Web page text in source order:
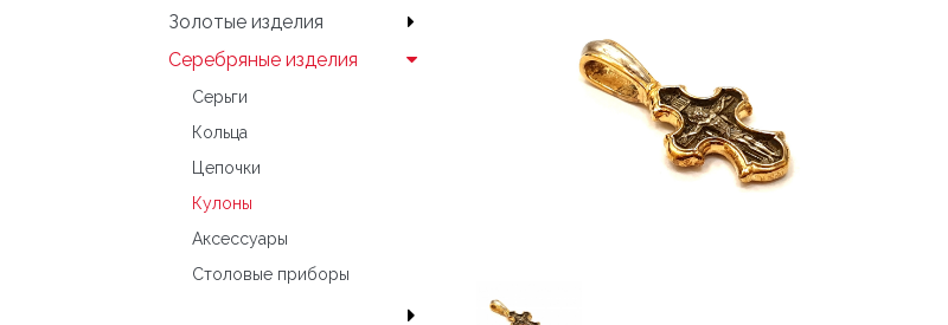
Зoлoтые изделия
Серебряные изделия
Серьги
Кольца
Цепочки
Кулоны
Аксесcуары
Столовые приборы